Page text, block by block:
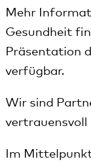
Mehr
Gesundheit
Präsentation
verfügbar.
Wir sind
vertrauensvoll
Im